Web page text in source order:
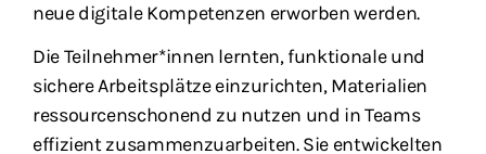
neue digitale Kompetenzen erworben werden.
​Die Teilnehmer*innen lernten, funktionale und
sichere Arbeitsplätze einzurichten, Materialien
ressourcenschonend zu nutzen und in Teams
effizient zusammenzuarbeiten. Sie entwickelten